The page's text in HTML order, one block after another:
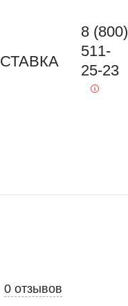
8 (800)
511-
25-23
0 отзывов